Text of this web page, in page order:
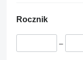
416
Rocznik
–